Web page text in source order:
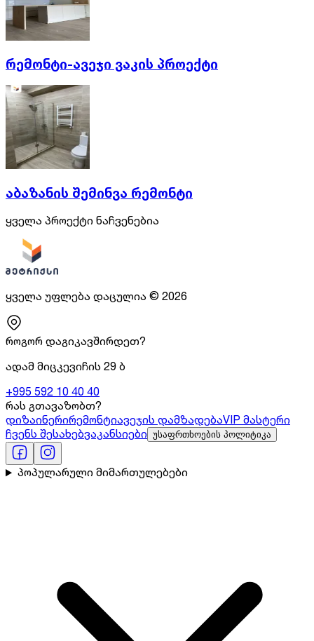
რემონტი-ავეჯი ვაკის პროექტი
აბაზანის შემინვა რემონტი
ყველა პროექტი ნაჩვენებია
ყველა უფლება დაცულია © 2026
როგორ დაგიკავშირდეთ?
ადამ მიცკევიჩის 29 ბ
+995 592 10 40 40
რას გთავაზობთ?
დიზაინერირემონტიავეჯის დამზადებაVIP მასტერი
ჩვენს შესახებვაკანსიები უსაფრთხოების პოლიტიკა
პოპულარული მიმართულებები